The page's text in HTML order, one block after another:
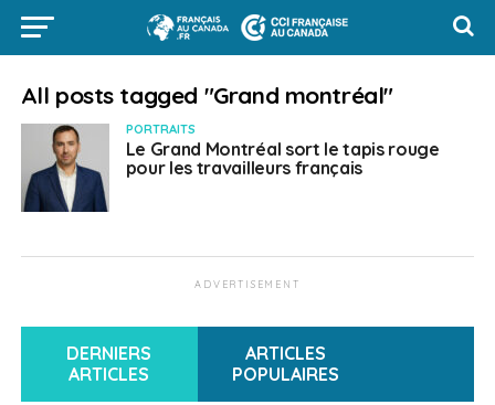
All posts tagged "Grand montréal"
PORTRAITS
Le Grand Montréal sort le tapis rouge
pour les travailleurs français
ADVERTISEMENT
DERNIERS
ARTICLES
ARTICLES
POPULAIRES